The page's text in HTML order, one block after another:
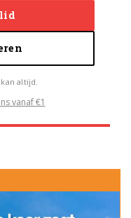
lid
altijd.
vanaf €1